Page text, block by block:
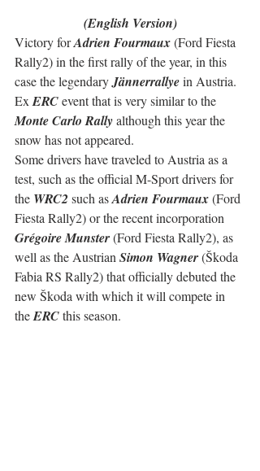
(English Version)
Victory for Adrien Fourmaux (Ford Fiesta
Rally2) in the first rally of the year, in this
case the legendary Jännerrallye in Austria.
Ex ERC event that is very similar to the
Monte Carlo Rally although this year the
snow has not appeared.
Some drivers have traveled to Austria as a
test, such as the official M-Sport drivers for
the WRC2 such as Adrien Fourmaux (Ford
Fiesta Rally2) or the recent incorporation
Grégoire Munster (Ford Fiesta Rally2), as
well as the Austrian Simon Wagner (Škoda
Fabia RS Rally2) that officially debuted the
new Škoda with which it will compete in
the ERC this season.